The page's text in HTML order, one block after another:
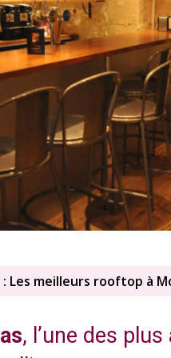
: Les meilleurs rooftop à
, l’une des